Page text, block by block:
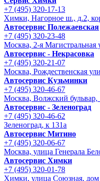
+7 (495) 320-17-13
Химки, Нагорное ш., д.2,
Автосервис Полежаевская
+7 (495) 320-23-48
Москва, 2-я Магистральная
Автосервис - Некрасовка
+7 (495) 320-21-07
Москва, Рождественская
Автосервис Кузьминки
+7 (495) 320-46-67
Москва, Волжский бульвар,
Автосервис - Зеленоград
+7 (495) 320-46-62
Зеленоград, к 131а
Автосервис Митино
+7 (495) 320-06-67
Москва, улица Генерала
Автосервис Химки
+7 (495) 320-01-78
Химки, улица Союзная, дом